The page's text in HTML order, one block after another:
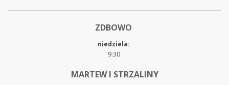
ZDBOWO
niedziela:
9:30
MARTEW I STRZALINY